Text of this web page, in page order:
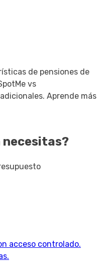
de pensiones de
vs
Aprende más
necesitas?
acceso controlado.